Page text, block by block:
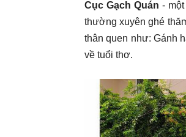
Cục Gạch Quán- một
thường xuyên ghé
thân quen như: Gánh
về tuổi thơ.